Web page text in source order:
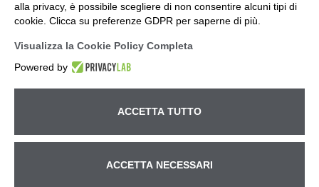
Betto Macchine S.r.l. – Ufficio e Magazzino Via Pitagora, 14
alla privacy, è possibile scegliere di non consentire alcuni tipi di
cookie. Clicca su preferenze GDPR per saperne di più.
Visualizza la Cookie Policy Completa
Powered by
ACCETTA TUTTO
ACCETTA NECESSARI